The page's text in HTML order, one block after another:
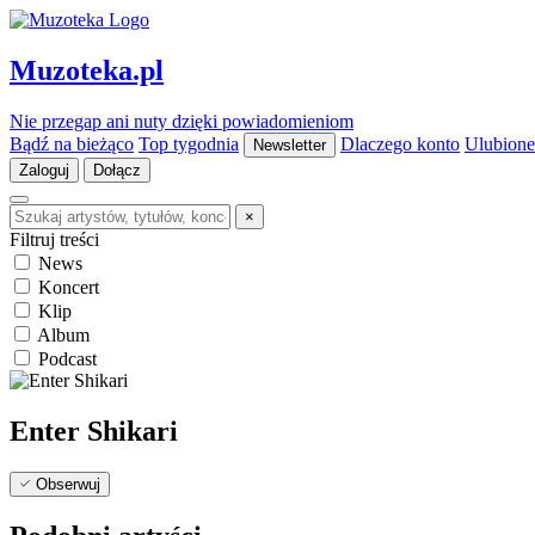
Muzoteka.pl
Nie przegap ani nuty dzięki powiadomieniom
Bądź na bieżąco Top tygodnia Newsletter Dlaczego konto Ulubione
Zaloguj
Dołącz
×
Filtruj treści
News
Koncert
Klip
Album
Podcast
Enter Shikari
Obserwuj